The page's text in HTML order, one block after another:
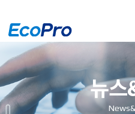
뉴스